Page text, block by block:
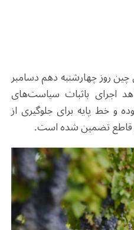
روز چهارشنبه دهم دسامبر
کرد که سال 2025 شاهد اجرای باثبات سیاست‌های
و خط پایه برای جلوگیری از
قاطع تضمین شده است.